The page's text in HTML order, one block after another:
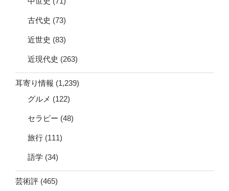
古代史 (73)
近世史 (83)
近現代史 (263)
耳寄り情報 (1,239)
グルメ (122)
セラピー (48)
旅行 (111)
語学 (34)
芸術評 (465)